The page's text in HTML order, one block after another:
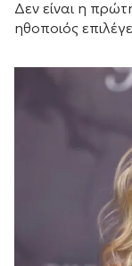
Δεν είναι η
ηθοποιός